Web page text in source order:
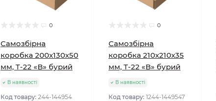
0
Самозбірна
коробка 200х130х50
мм, Т-22 «В» бурий
В наявності
Код товару: 244-144954
0
Самозбірна
коробка 210х210х35
мм, Т-22 «В» бурий
В наявності
Код товару: 1244-1449547